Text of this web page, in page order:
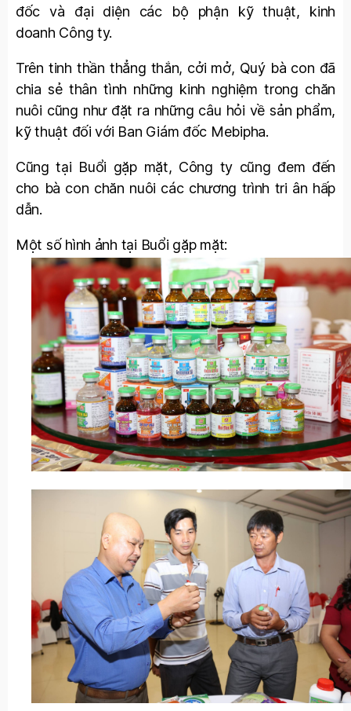
đốc và đại diện các bộ phận kỹ thuật, kinh
doanh Công ty.
Trên tinh thần thẳng thắn, cởi mở, Quý bà con đã
chia sẻ thân tình những kinh nghiệm trong chăn
nuôi cũng như đặt ra những câu hỏi về sản phẩm,
kỹ thuật đối với Ban Giám đốc Mebipha.
Cũng tại Buổi gặp mặt, Công ty cũng đem đến
cho bà con chăn nuôi các chương trình tri ân hấp
dẫn.
Một số hình ảnh tại Buổi gặp mặt: